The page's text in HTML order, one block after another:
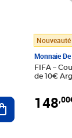
Ajouter au
Nouveauté
Monnaie
FIFA –
de 10€
148